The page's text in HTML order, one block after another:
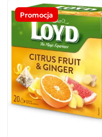
Promocja